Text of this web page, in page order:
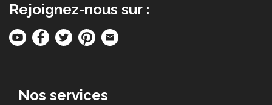
Rejoignez-nous sur :
Nos services